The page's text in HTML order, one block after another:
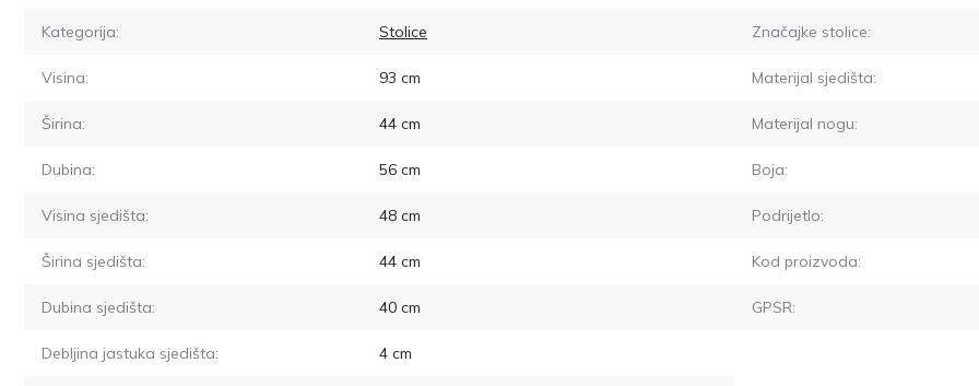
Kategorija: Stolice
Visina: 93 cm
Širina: 44 cm
Dubina: 56 cm
Visina sjedišta: 48 cm
Širina sjedišta: 44 cm
Dubina sjedišta: 40 cm
Debljina jastuka sjedišta: 4 cm
Značajke stolice:
Materijal sjedišta:
Materijal nogu:
Boja:
Podrijetlo:
Kod proizvoda:
GPSR: